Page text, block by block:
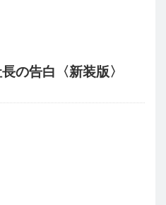
の告白〈新装版〉